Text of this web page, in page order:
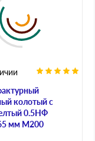
колотый с
0.5НФ
мм М200